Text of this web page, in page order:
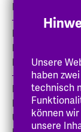
Medizinische
Krankenpflege
Institut für
Universität
Unsere
haben
technisch
können
unsere